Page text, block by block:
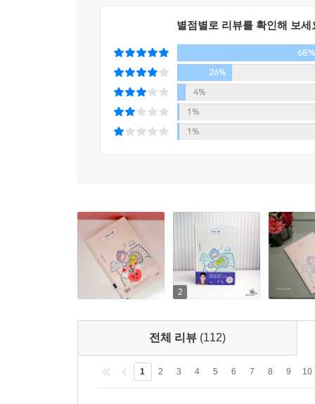
“노래와 삶이 다르지 않았던 사람”이 되기를 바라
‘내 마음’, ‘내가 좋아하는 것’에 귀 기울이는 양
“나와 다른 시선이나 기준에 대해서도 ‘그래, 그
‘틀리다’고 말할 수 없다는 걸 알았다. 같은 노
흘러가는 대로 살기로 했다.” _〈흔들리는 나이는
늘 여유만만하고 단단해 보이는 양희은에게도
있었다. 집안의 빚을 갚기 위해 무대에 섰으나 자
석 달 시한부 판정을 받은 서른 살까지, “모진
돌아본다.
보내고 차마 어떤 말도 건넬 수 없을 때는 음악
그만큼의 위로”가 되기를 간절히 바란다.
별점별로 리뷰를 확인해 보세
68%
26%
4%
1%
1%
2
전체 리뷰 (112)
1 2 3 4 5 6 7 8 9 10